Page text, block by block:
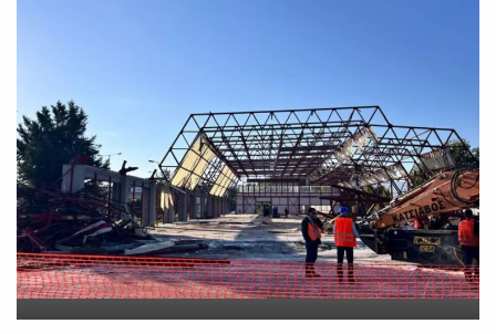
Νέο εργατικό δυστύχημα-
Νεκρός 59χρονος πατέρας
τριών παιδιών
On30 Ιουλίου 2026